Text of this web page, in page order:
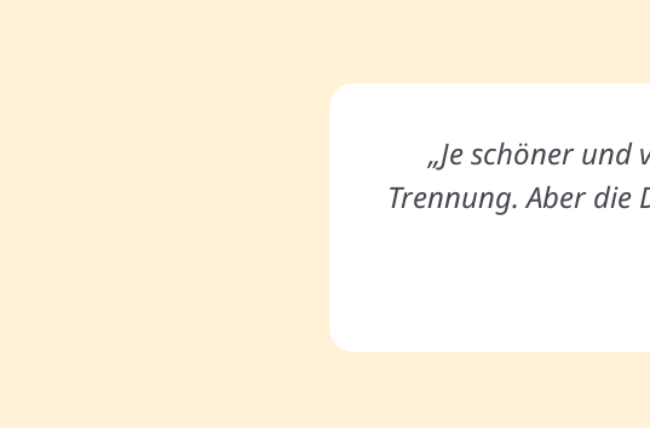
„Je schöner
Trennung. Aber